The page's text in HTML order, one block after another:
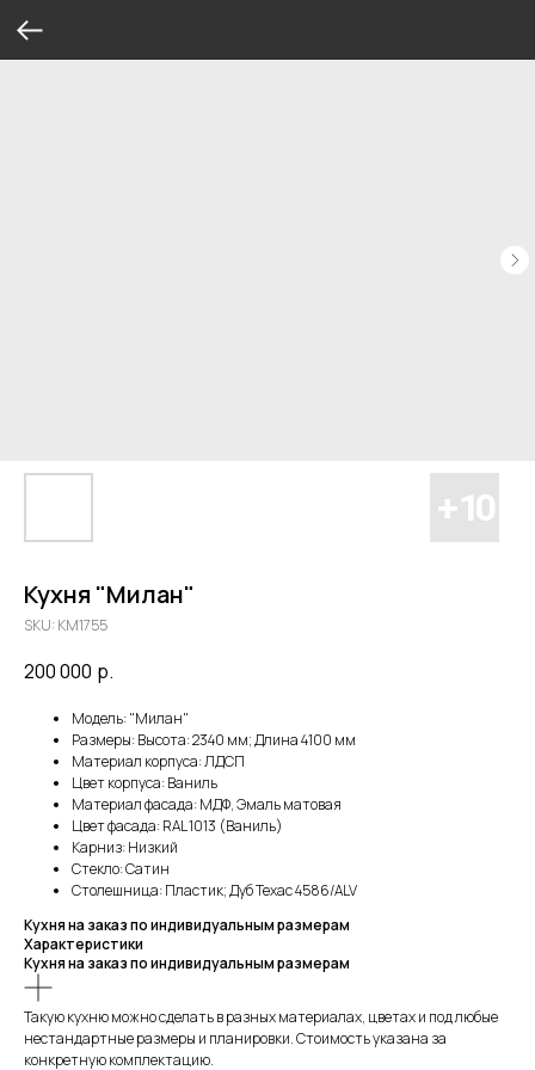
Кухня "Милан"
SKU: KM1755
200 000 р.
Модель: "Милан"
Размеры: Высота: 2340 мм; Длина 4100 мм
Материал корпуса: ЛДСП
Цвет корпуса: Ваниль
Материал фасада: МДФ, Эмаль матовая
Цвет фасада: RAL 1013 (Ваниль)
Карниз: Низкий
Стекло: Сатин
Столешница: Пластик; Дуб Техас 4586/ALV
Кухня на заказ по индивидуальным размерам
Характеристики
Кухня на заказ по индивидуальным размерам
Такую кухню можно сделать в разных материалах, цветах и под любые
нестандартные размеры и планировки. Стоимость указана за
конкретную комплектацию.